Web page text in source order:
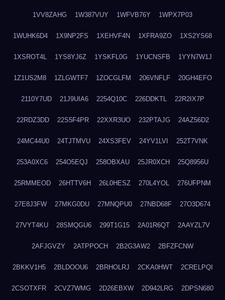
1VV8ZAHG 1W387VUY 1WFVB76Y 1WPX7P03
1WUHK6D4 1X9NP2FS 1XEHVF4N 1XFRA9ZO 1XS2YS68
1XSROT4L 1YS8YJ6Z 1YSKFL0G 1YUCNSFB 1YYN7W1J
1Z1US2M8 1ZLGWTF7 1ZOCGLFM 206VNFLF 20GH4EFO
2110Y7UD 21J9UIA6 2254Q10C 226DDKTL 22R2IX7P
22RDZ3DD 22S5F4PR 22XXR3UO 232PTAJG 24AZ56D2
24MC44U0 24TJTMVU 24XS3FEV 24YV1LVI 252T7VNK
253A0XC6 254O5EQJ 258OBXAU 25JR0XCH 25Q8956U
25RMMEOD 26HTTV6H 26L0HESZ 270L4YOL 276UFPNM
27E8J3FW 27MKG0DU 27MNQPU0 27NBD68F 27O3D674
27VYT4KU 28SMQGU6 299T1G15 2A01R6QT 2AAYZL7V
2AFJGVZY 2ATPPOCH 2B2G3AW2 2BFZFCNW
2BKKV1H5 2BLDOOU6 2BRHOLRJ 2CKA0HWT 2CRELPQI
2CSOTXFR 2CVZ7WMG 2D26EBXW 2D942LRG 2DPSN680